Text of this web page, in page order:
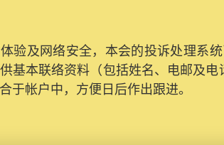
验及网络安全，本会的投诉处理系
基本联络资料（包括姓名、电邮及
于帐户中，方便日后作出跟进。